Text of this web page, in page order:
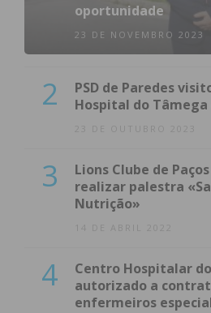
oportunidade
23 DE NOVEMBRO 2023
2
PSD de Paredes
Hospital do Tâmega
23 DE OUTUBRO 2023
3
Lions Clube de
realizar palestra
Nutrição»
14 DE ABRIL 2022
4
Centro Hospitalar
autorizado a
enfermeiros